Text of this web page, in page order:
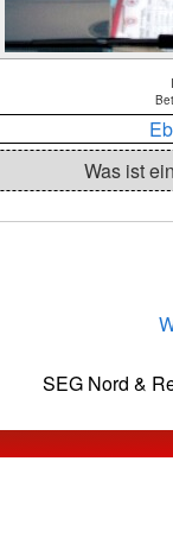
Was ist
SEG Nord &